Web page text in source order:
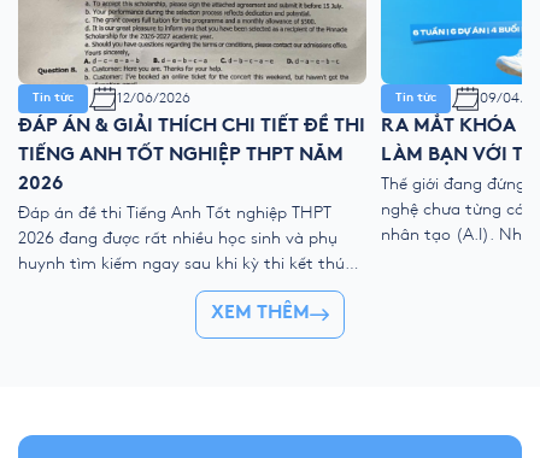
Tin tức 12/06/2026
ĐÁP ÁN & GIẢI THÍCH CHI TIẾT ĐỀ THI
TIẾNG ANH TỐT NGHIỆP THPT NĂM
2026
Đáp án đề thi Tiếng Anh Tốt nghiệp THPT
2026 đang được rất nhiều học sinh và phụ
huynh tìm kiếm ngay sau khi kỳ thi kết thúc.
Để giúp thí sinh nhanh chóng đối chiếu kết
quả và đánh giá bài làm của mình, YOLA cập
nhật đề thi chính thức, đáp án tham […]
Tin tức 09/04/
RA MẮT KHÓA
LÀM BẠN VỚI
Thế giới đang đứng
nghệ chưa từng có
nhân tạo (A.I).
XEM THÊM